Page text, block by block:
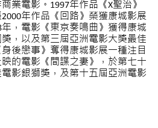
業電影。1997年作品《X聖治》
年作品《回路》榮獲康城影展
，電影《東京奏鳴曲》獲得康城
，以及第三屆亞洲電影大獎最佳
後戀事》奪得康城影展一種注目
的電影《間諜之妻》，於第七十
影銀獅獎，及第十五屆亞洲電影